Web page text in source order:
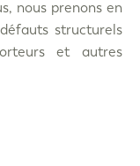
nous prenons en
structurels
et autres